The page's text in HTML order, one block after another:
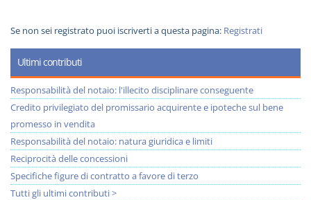
Se non sei registrato puoi iscriverti a questa pagina: Registrati
Ultimi contributi
Responsabilità del notaio: l'illecito disciplinare conseguente
Credito privilegiato del promissario acquirente e ipoteche sul bene
promesso in vendita
Responsabilità del notaio: natura giuridica e limiti
Reciprocità delle concessioni
Specifiche figure di contratto a favore di terzo
Tutti gli ultimi contributi >